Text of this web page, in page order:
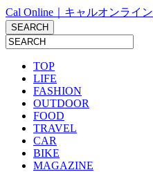
Cal Online｜キャルオンライン
TOP
LIFE
FASHION
OUTDOOR
FOOD
TRAVEL
CAR
BIKE
MAGAZINE